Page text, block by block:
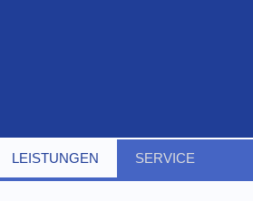
LEISTUNGEN SERVICE